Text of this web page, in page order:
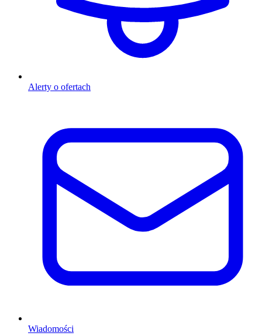
Alerty o ofertach
Wiadomości